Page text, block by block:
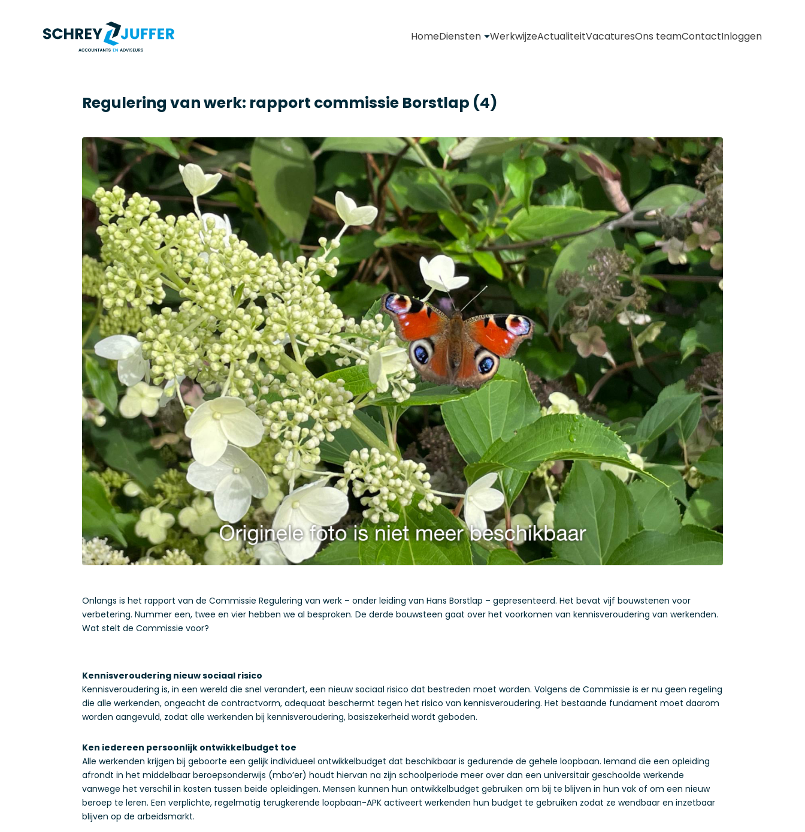
HomeDiensten WerkwijzeActualiteitVacaturesOns teamContactInloggen
Regulering van werk: rapport commissie Borstlap (4)
Onlangs is het rapport van de Commissie Regulering van werk – onder leiding van Hans Borstlap – gepresenteerd. Het bevat vijf bouwstenen voor
verbetering. Nummer een, twee en vier hebben we al besproken. De derde bouwsteen gaat over het voorkomen van kennisveroudering van werkenden.
Wat stelt de Commissie voor?
Kennisveroudering nieuw sociaal risico
Kennisveroudering is, in een wereld die snel verandert, een nieuw sociaal risico dat bestreden moet worden. Volgens de Commissie is er nu geen regeling
die alle werkenden, ongeacht de contractvorm, adequaat beschermt tegen het risico van kennisveroudering. Het bestaande fundament moet daarom
worden aangevuld, zodat alle werkenden bij kennisveroudering, basiszekerheid wordt geboden.
Ken iedereen persoonlijk ontwikkelbudget toe
Alle werkenden krijgen bij geboorte een gelijk individueel ontwikkelbudget dat beschikbaar is gedurende de gehele loopbaan. Iemand die een opleiding
afrondt in het middelbaar beroepsonderwijs (mbo’er) houdt hiervan na zijn schoolperiode meer over dan een universitair geschoolde werkende
vanwege het verschil in kosten tussen beide opleidingen. Mensen kunnen hun ontwikkelbudget gebruiken om bij te blijven in hun vak of om een nieuw
beroep te leren. Een verplichte, regelmatig terugkerende loopbaan-APK activeert werkenden hun budget te gebruiken zodat ze wendbaar en inzetbaar
blijven op de arbeidsmarkt.